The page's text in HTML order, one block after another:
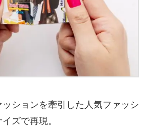
ションを牽引した人気ファッシ
ズで再現。